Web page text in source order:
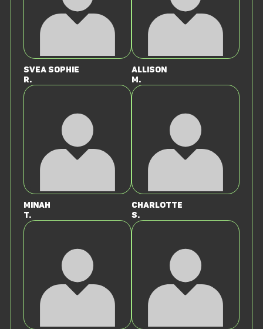
Svea Sophie
R.
Allison
M.
Minah
T.
Charlotte
S.